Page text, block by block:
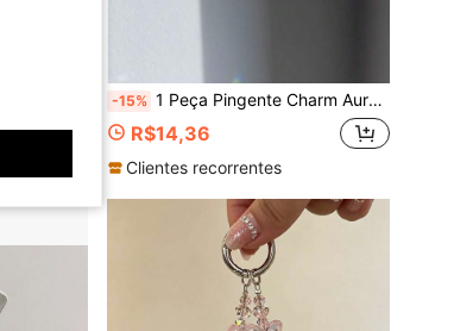
-15% 1 Peça Pingente Charm Aurora Iridescente de Cristal para Tampão de Poeira de Celular com Coração, Estrela, Lua, Borboleta e Nuvem, Elo de Metal Dourado, Capa de Silicone Anti-Perda para Decoração de Porta de Carregamento de Todos os Celulares, Mini Ornamento Coquette, Presente de Aniversário para Meninas Adolescentes e Mulheres
R$14,36
Clientes recorrentes